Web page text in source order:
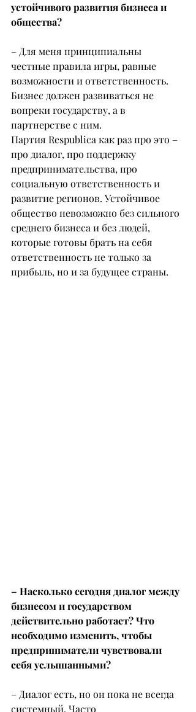
устойчивого развития бизнеса и
общества?
– Для меня принципиальны
честные правила игры, равные
возможности и ответственность.
Бизнес должен развиваться не
вопреки государству, а в
партнерстве с ним.
Партия Respublica как раз про это –
про диалог, про поддержку
предпринимательства, про
социальную ответственность и
развитие регионов. Устойчивое
общество невозможно без сильного
среднего бизнеса и без людей,
которые готовы брать на себя
ответственность не только за
прибыль, но и за будущее страны.
– Насколько сегодня диалог между
бизнесом и государством
действительно работает? Что
необходимо изменить, чтобы
предприниматели чувствовали
себя услышанными?
– Диалог есть, но он пока не всегда
системный. Часто